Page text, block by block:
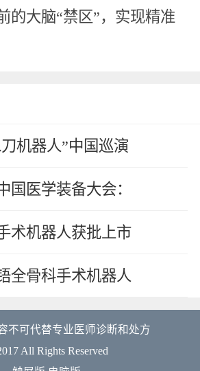
的大脑“禁区”，实现精准
机器人”中国巡演
国医学装备大会：
术机器人获批上市
全骨科手术机器人
不可代替专业医师诊断和处方
All Rights Reserved